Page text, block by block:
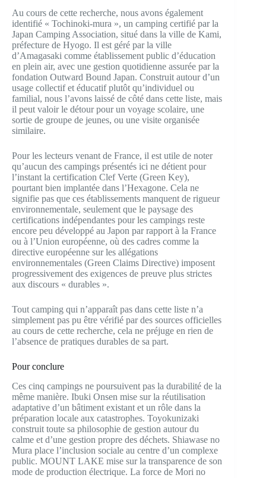
Au cours de cette recherche, nous avons également
identifié « Tochinoki-mura », un camping certifié par la
Japan Camping Association, situé dans la ville de Kami,
préfecture de Hyogo. Il est géré par la ville
d’Amagasaki comme établissement public d’éducation
en plein air, avec une gestion quotidienne assurée par la
fondation Outward Bound Japan. Construit autour d’un
usage collectif et éducatif plutôt qu’individuel ou
familial, nous l’avons laissé de côté dans cette liste, mais
il peut valoir le détour pour un voyage scolaire, une
sortie de groupe de jeunes, ou une visite organisée
similaire.
Pour les lecteurs venant de France, il est utile de noter
qu’aucun des campings présentés ici ne détient pour
l’instant la certification Clef Verte (Green Key),
pourtant bien implantée dans l’Hexagone. Cela ne
signifie pas que ces établissements manquent de rigueur
environnementale, seulement que le paysage des
certifications indépendantes pour les campings reste
encore peu développé au Japon par rapport à la France
ou à l’Union européenne, où des cadres comme la
directive européenne sur les allégations
environnementales (Green Claims Directive) imposent
progressivement des exigences de preuve plus strictes
aux discours « durables ».
Tout camping qui n’apparaît pas dans cette liste n’a
simplement pas pu être vérifié par des sources officielles
au cours de cette recherche, cela ne préjuge en rien de
l’absence de pratiques durables de sa part.
Pour conclure
Ces cinq campings ne poursuivent pas la durabilité de la
même manière. Ibuki Onsen mise sur la réutilisation
adaptative d’un bâtiment existant et un rôle dans la
préparation locale aux catastrophes. Toyokunizaki
construit toute sa philosophie de gestion autour du
calme et d’une gestion propre des déchets. Shiawase no
Mura place l’inclusion sociale au centre d’un complexe
public. MOUNT LAKE mise sur la transparence de son
mode de production électrique. La force de Mori no